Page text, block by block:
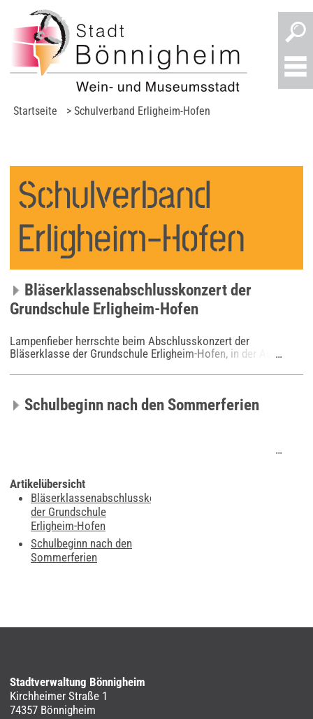
Startseite > Schulverband Erligheim-Hofen
Schulverband
Erligheim-Hofen
Bläserklassenabschlusskonzert der
Grundschule Erligheim-Hofen
Lampenfieber herrschte beim Abschlusskonzert der
Bläserklasse der Grundschule Erligheim-Hofen, in der August-
Gemeindevertreter und Leh
…
Schulbeginn nach den Sommerferien
…
Artikelübersicht
Bläserklassenabschlusskonzert
der Grundschule
Erligheim-Hofen
Schulbeginn nach den
Sommerferien
Stadtverwaltung Bönnigheim
Kirchheimer Straße 1
74357 Bönnigheim